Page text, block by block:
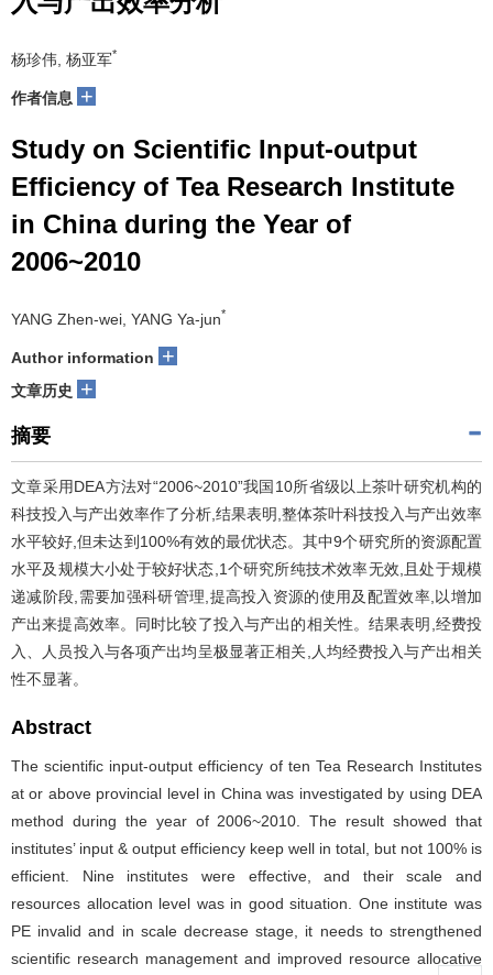
杨珍伟, 杨亚军*
作者信息 +
Study on Scientific Input-output
Efficiency of Tea Research Institute
in China during the Year of
2006~2010
YANG Zhen-wei, YANG Ya-jun*
Author information +
文章历史 +
摘要
文章采用DEA方法对“2006~2010”我国10所省级以上茶叶研究机构的
科技投入与产出效率作了分析,结果表明,整体茶叶科技投入与产出效率
水平较好,但未达到100%有效的最优状态。其中9个研究所的资源配置
水平及规模大小处于较好状态,1个研究所纯技术效率无效,且处于规模
递减阶段,需要加强科研管理,提高投入资源的使用及配置效率,以增加
产出来提高效率。同时比较了投入与产出的相关性。结果表明,经费投
入、人员投入与各项产出均呈极显著正相关,人均经费投入与产出相关
性不显著。
Abstract
The scientific input-output efficiency of ten Tea Research Institutes
at or above provincial level in China was investigated by using DEA
method during the year of 2006~2010. The result showed that
institutes’ input & output efficiency keep well in total, but not 100% is
efficient. Nine institutes were effective, and their scale and
resources allocation level was in good situation. One institute was
PE invalid and in scale decrease stage, it needs to strengthened
scientific research management and improved resource allocative